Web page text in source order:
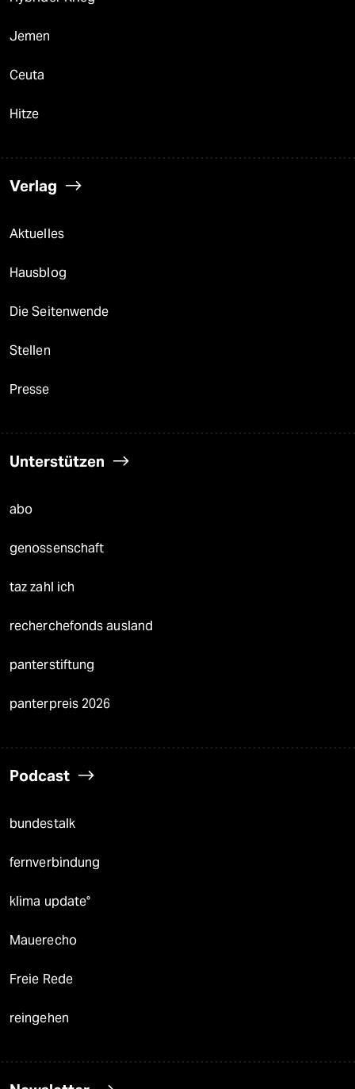
Jemen
Ceuta
Hitze
Verlag
Aktuelles
Hausblog
Die Seitenwende
Stellen
Presse
Unterstützen
abo
genossenschaft
taz zahl ich
recherchefonds ausland
panterstiftung
panterpreis 2026
Podcast
bundestalk
fernverbindung
klima update°
Mauerecho
Freie Rede
reingehen